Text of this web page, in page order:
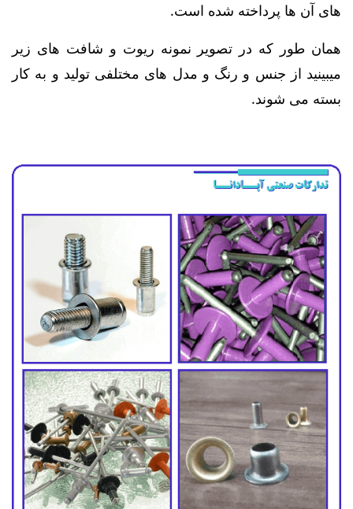
های آن ها پرداخته شده است.
همان طور که در تصویر نمونه ریوت و شافت های زیر
میبینید از جنس و رنگ و مدل های مختلفی تولید و به کار
بسته می شوند.